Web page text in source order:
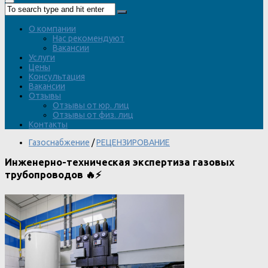
О компании
Нас рекомендуют
Вакансии
Услуги
Цены
Консультация
Вакансии
Отзывы
Отзывы от юр. лиц
Отзывы от физ. лиц
Контакты
Газоснабжение /РЕЦЕНЗИРОВАНИЕ
Инженерно-техническая экспертиза газовых
трубопроводов 🔥⚡